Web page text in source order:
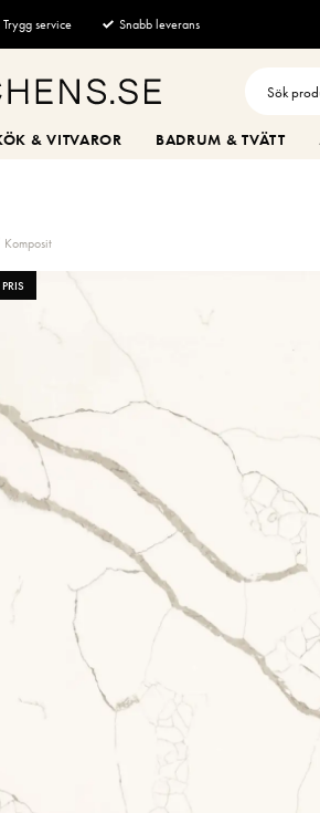
Trygg service Snabb leverans
& VITVAROR BADRUM & TVÄTT
Komposit